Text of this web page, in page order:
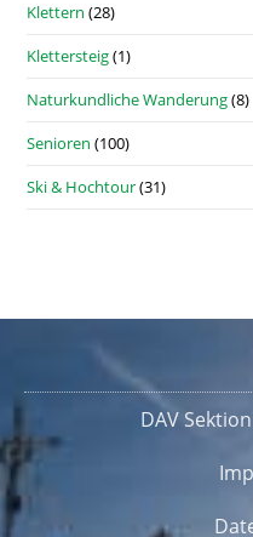
Klettern (28)
Klettersteig(1)
Naturkundliche Wanderung(8)
Senioren (100)
Ski & Hochtour(31)
DAV